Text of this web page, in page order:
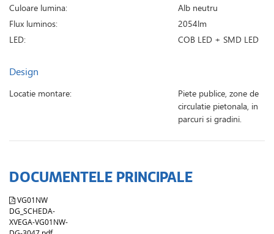
Culoare lumina:
Alb neutru
Flux luminos:
2054lm
LED:
COB LED + SMD LED
Design
Locatie montare:
Piete publice, zone de
circulatie pietonala, in
parcuri si gradini.
DOCUMENTELE PRINCIPALE
VG01NW
DG_SCHEDA-
XVEGA-VG01NW-